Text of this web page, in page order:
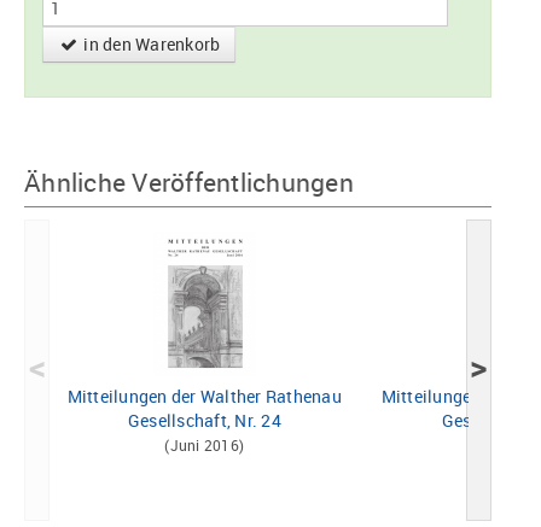
in den Warenkorb
Ähnliche Veröffentlichungen
Mitteilungen der Walther Rathenau
Gesellschaft, Nr. 24
(Juni 2016)
Mitteilungen der
< >